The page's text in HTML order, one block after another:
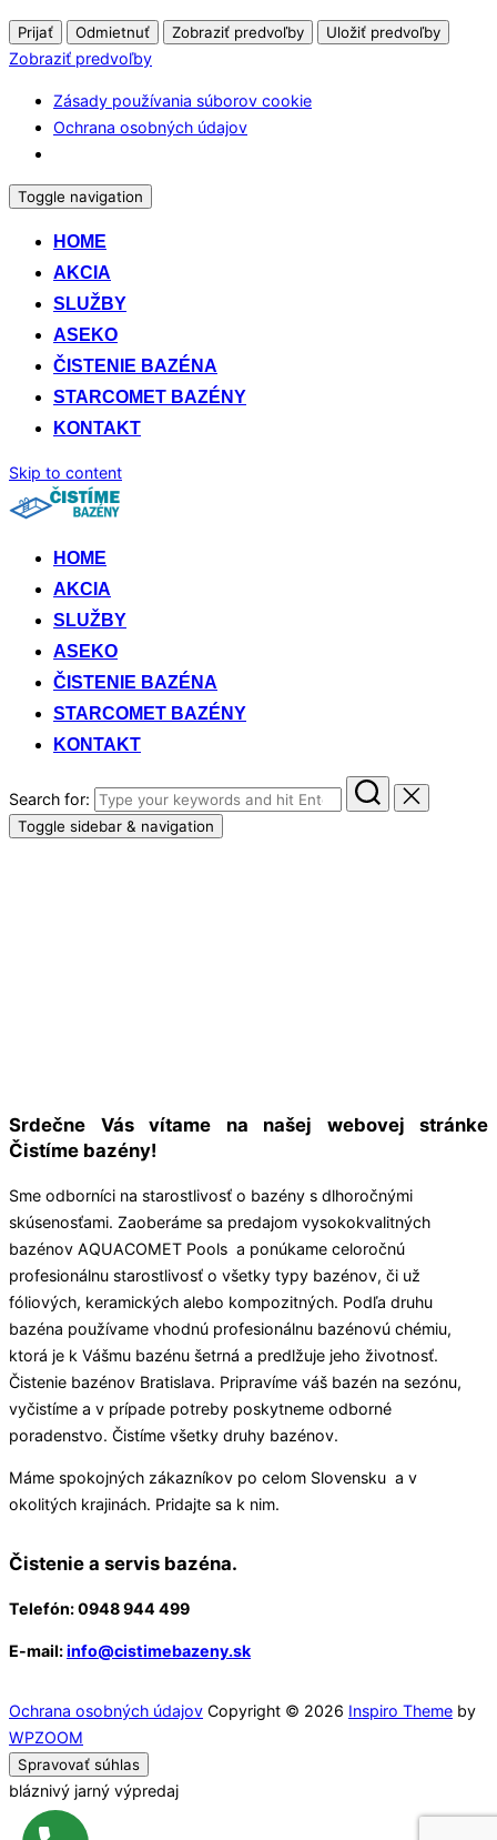
Prijať Odmietnuť Zobraziť predvoľby Uložiť predvoľby
Zobraziť predvoľby
Zásady používania súborov cookie
Ochrana osobných údajov
Toggle navigation
HOME
AKCIA
SLUŽBY
ASEKO
ČISTENIE BAZÉNA
STARCOMET BAZÉNY
KONTAKT
Skip to content
HOME
AKCIA
SLUŽBY
ASEKO
ČISTENIE BAZÉNA
STARCOMET BAZÉNY
KONTAKT
Search for:
Toggle sidebar & navigation
Srdečne Vás vítame na našej webovej stránke
Čistíme bazény!
Sme odborníci na starostlivosť o bazény s dlhoročnými
skúsenosťami. Zaoberáme sa predajom vysokokvalitných
bazénov AQUACOMET Pools a ponúkame celoročnú
profesionálnu starostlivosť o všetky typy bazénov, či už
fóliových, keramických alebo kompozitných. Podľa druhu
bazéna používame vhodnú profesionálnu bazénovú chémiu,
ktorá je k Vášmu bazénu šetrná a predlžuje jeho životnosť.
Čistenie bazénov Bratislava. Pripravíme váš bazén na sezónu,
vyčistíme a v prípade potreby poskytneme odborné
poradenstvo. Čistíme všetky druhy bazénov.
Máme spokojných zákazníkov po celom Slovensku a v
okolitých krajinách. Pridajte sa k nim.
Čistenie a servis bazéna.
Telefón:0948 944 499
E-mail:info@cistimebazeny.sk
Ochrana osobných údajov Copyright © 2026 Inspiro Theme by
WPZOOM
Spravovať súhlas
bláznivý jarný výpredaj